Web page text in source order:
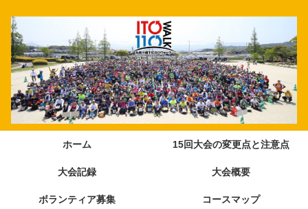
ホーム 15回大会の変更点と注意点
大会記録 大会概要
ボランティア募集 コースマップ